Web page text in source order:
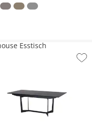
Esstisch